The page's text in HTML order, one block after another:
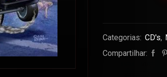
Categorias: CD's,
Compartilhar: